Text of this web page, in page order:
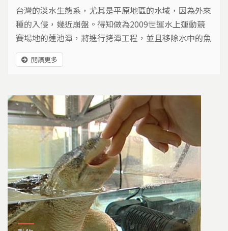
台灣的淡水生態系，尤其是平原地區的水域，因為外來
種的入侵，幾近崩盤。得知做為2009世運水上運動競
賽場地的蓮池潭，將進行拷潭工程，並且移除水中的魚
類。讓我們好奇的是，這個在高雄都會、飽受人類干擾
的河流，她的生態是如何？
閱讀更多